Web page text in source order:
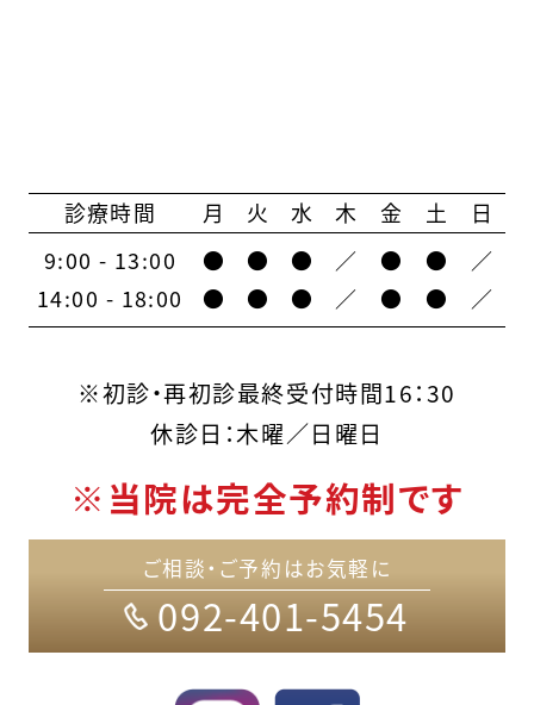
診療時間 月 火 水 木 金 土
日
9:00 - 13:00
● ● ● ／ ● ●
／
14:00 - 18:00
● ● ● ／ ● ● ／
※初診・再初診最終受付時間16：30
休診日：木曜／日曜日
※当院は完全予約制です
ご相談・ご予約はお気軽に
092-401-5454